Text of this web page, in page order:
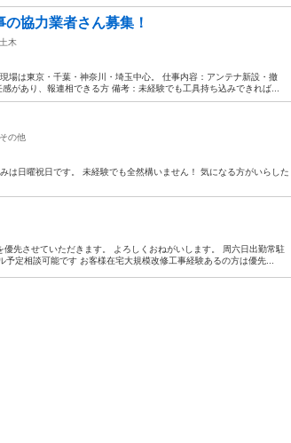
の協力業者さん募集！
土木
場は東京・千葉・神奈川・埼玉中心。 仕事内容：アンテナ新設・撤
があり、報連相できる方 備考：未経験でも工具持ち込みできれば...
その他
日曜祝日です。 未経験でも全然構いません！ 気になる方がいらした
先させていただきます。 よろしくおねがいします。 周六日出勤常駐
定相談可能です お客様在宅大規模改修工事経験あるの方は優先...